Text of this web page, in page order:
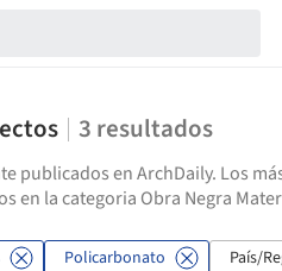
3 resultados
en ArchDaily. Los
en la categoria Obra Negra
Policarbonato País/